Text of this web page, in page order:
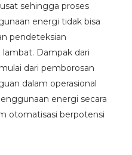
sehingga proses
energi tidak bisa
pendeteksian
Dampak dari
dari pemborosan
dalam operasional
energi secara
otomatisasi berpotensi